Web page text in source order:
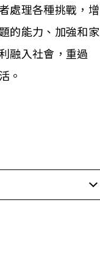
處理各種挑戰，增
的能力、加強和家
融入社會，重過
。